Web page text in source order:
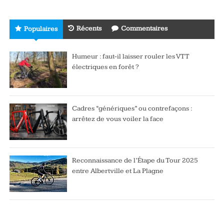
Populaires Récents Commentaires
Humeur : faut-il laisser rouler les VTT
électriques en forêt ?
Cadres “génériques” ou contrefaçons :
arrêtez de vous voiler la face
Reconnaissance de l’Étape du Tour 2025
entre Albertville et La Plagne